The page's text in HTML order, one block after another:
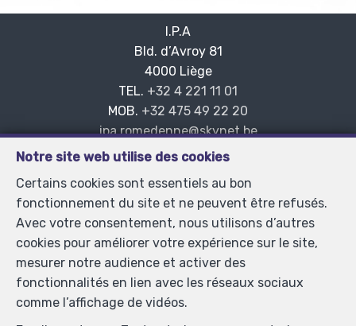
Notre site web utilise des cookies
Certains cookies sont essentiels au bon
fonctionnement du site et ne peuvent être refusés.
Avec votre consentement, nous utilisons d’autres
cookies pour améliorer votre expérience sur le site,
mesurer notre audience et activer des
fonctionnalités en lien avec les réseaux sociaux
comme l’affichage de vidéos.
I.P.A
—
Bld. d’Avroy 81
—
4000 Liège
TEL. +32 4 221 11 01
—
MOB. +32 475 49 22 20
—
ipa.romedenne@skynet.be
Agent immobilier intermédiaire et agent immobilier
syndic agréé IPI sous le numéro 104.008 en Belgique -
N° entreprise : TVA BE-0445.586.920- Instance de
contrôle: Institut professionnel des agents immobiliers,
rue du Luxembourg 16B, 1000 Bruxelles (+32 2 505 38
50 - info@ipi.be) - Soumis au